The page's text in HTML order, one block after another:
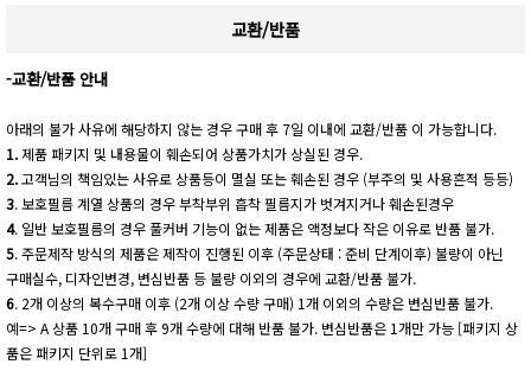
교환/반품
-교환/반품 안내
아래의 불가 사유에 해당하지 않는 경우 구매 후 7일 이내에 교환/반품 이 가능합니다.
1.제품 패키지 및 내용물이 훼손되어 상품가치가 상실된 경우.
2.고객님의 책임있는 사유로 상품등이 멸실 또는 훼손된 경우 (부주의 및 사용흔적 등등)
3. 보호필름 계열 상품의 경우 부착부위 흡착 필름지가 벗겨지거나 훼손된경우
4. 일반 보호필름의 경우 풀커버 기능이 없는 제품은 액정보다 작은 이유로 반품 불가.
5. 주문제작 방식의 제품은 제작이 진행된 이후 (주문상태 : 준비 단계이후) 불량이 아닌
구매실수, 디자인변경, 변심반품 등 불량 이외의 경우에 교환/반품 불가.
6. 2개 이상의 복수구매 이후 (2개 이상 수량 구매) 1개 이외의 수량은 변심반품 불가.
예=> A 상품 10개 구매 후 9개 수량에 대해 반품 불가. 변심반품은 1개만 가능 [패키지 상
품은 패키지 단위로 1개]